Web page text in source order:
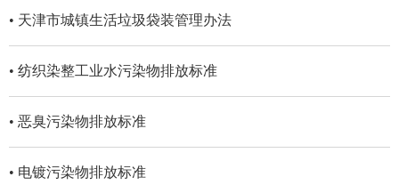
• 天津市城镇生活垃圾袋装管理办法
• 纺织染整工业水污染物排放标准
• 恶臭污染物排放标准
• 电镀污染物排放标准